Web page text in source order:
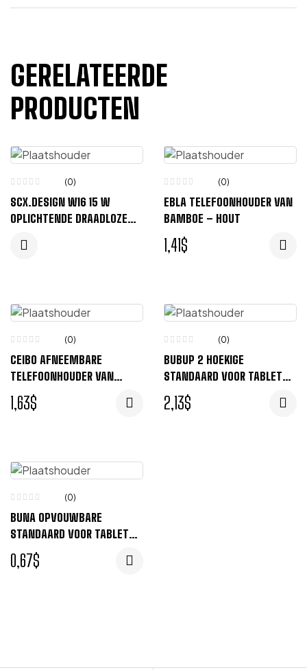
GERELATEERDE
PRODUCTEN
(0)
SCX.DESIGN W16 15 W
OPLICHTENDE DRAADLOZE
(0)
EBLA TELEFOONHOUDER VAN
BAMBOE – HOUT
1,41$
(0)
CEIBO AFNEEMBARE
TELEFOONHOUDER VAN
BAMBOE – HOUT
1,63$
(0)
BUBUP 2 HOEKIGE
STANDAARD VOOR TABLET
EN TELEFOON VAN BAMBOE
– HOUT
2,13$
(0)
BUNA OPVOUWBARE
STANDAARD VOOR TABLET
EN TELEFOON VAN
GERECYCLED PLASTIC –
0,67$